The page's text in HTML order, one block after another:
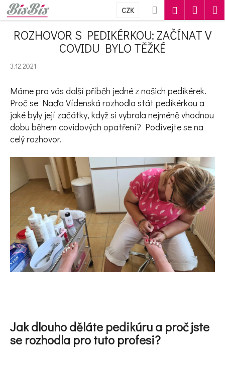
Přejít na obsah CZK Hledat Přihlášení
ROZHOVOR S PEDIKÉRKOU: ZAČÍNAT V
COVIDU BYLO TĚŽKÉ
3.12.2021
Máme pro vás další příběh jedné z našich pedikérek.
Proč se Naďa Vídenská rozhodla stát pedikérkou a
jaké byly její začátky, když si vybrala nejméně vhodnou
dobu během covidových opatření? Podívejte se na
celý rozhovor.
Jak dlouho děláte pedikúru a proč jste
se rozhodla pro tuto profesi?
Košík
C
p
o
t
ř
b
u
e
t
e
j
í